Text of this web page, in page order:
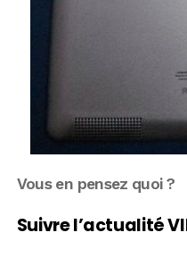
Vous en pensez quoi ?
Suivre l’actualité